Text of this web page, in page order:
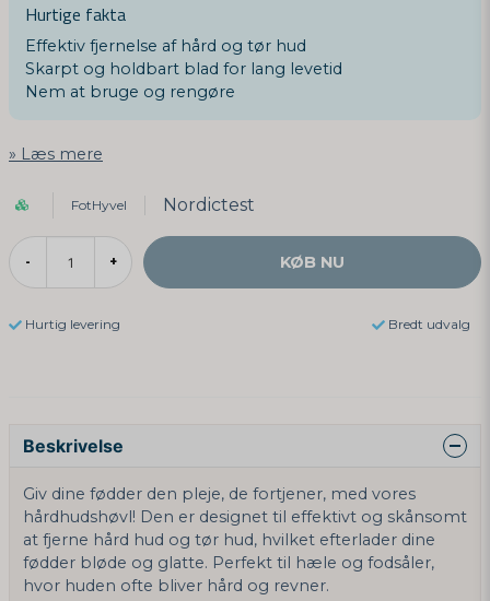
Hurtige fakta
Effektiv fjernelse af hård og tør hud
Skarpt og holdbart blad for lang levetid
Nem at bruge og rengøre
Læs mere
FotHyvel Nordictest
- + KØB NU
Hurtig levering Bredt udvalg
Beskrivelse
Giv dine fødder den pleje, de fortjener, med vores
hårdhudshøvl! Den er designet til effektivt og skånsomt
at fjerne hård hud og tør hud, hvilket efterlader dine
fødder bløde og glatte. Perfekt til hæle og fodsåler,
hvor huden ofte bliver hård og revner.